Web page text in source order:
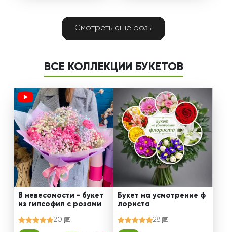
Смотреть еще розы
ВСЕ КОЛЛЕКЦИИ БУКЕТОВ
В невесомости - букет
из гипсофил с розами
20
Букет на усмотрение ф
лориста
28